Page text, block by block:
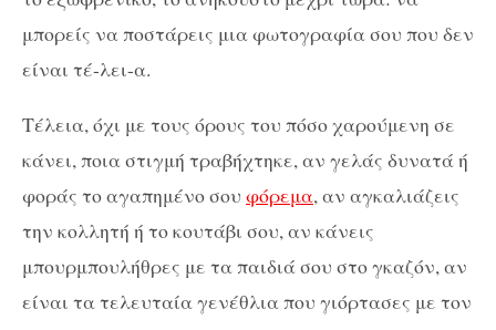
μπορείς να ποστάρεις μια φωτογραφία σου που δεν
είναι τέ-λει-α.
Τέλεια, όχι με τους όρους του πόσο χαρούμενη σε
κάνει, ποια στιγμή τραβήχτηκε, αν γελάς δυνατά ή
φοράς το αγαπημένο σου φόρεμα, αν αγκαλιάζεις
την κολλητή ή το κουτάβι σου, αν κάνεις
μπουρμπουλήθρες με τα παιδιά σου στο γκαζόν, αν
είναι τα τελευταία γενέθλια που γιόρτασες με τον